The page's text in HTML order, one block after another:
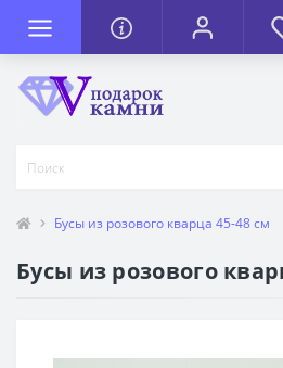
Бусы из розового кварца 45-48 см
Бусы из розового